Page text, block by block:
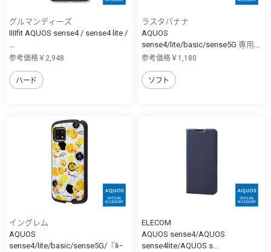
グルマンディーズ
IIIIfit AQUOS sense4 / sense4 lite /
...
参考価格￥2,948
ハード
ラスタバナナ
AQUOS
sense4/lite/basic/sense5G 専用...
参考価格￥1,180
ソフト
イングレム
AQUOS
sense4/lite/basic/sense5G/『ﾙｰ
ELECOM
AQUOS sense4/AQUOS
sense4lite/AQUOS s...